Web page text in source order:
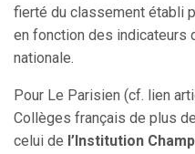
fierté du classement établi
en fonction des indicateurs
nationale.
Pour Le Parisien (cf. lien
Collèges français de plus
celui de l’Institution